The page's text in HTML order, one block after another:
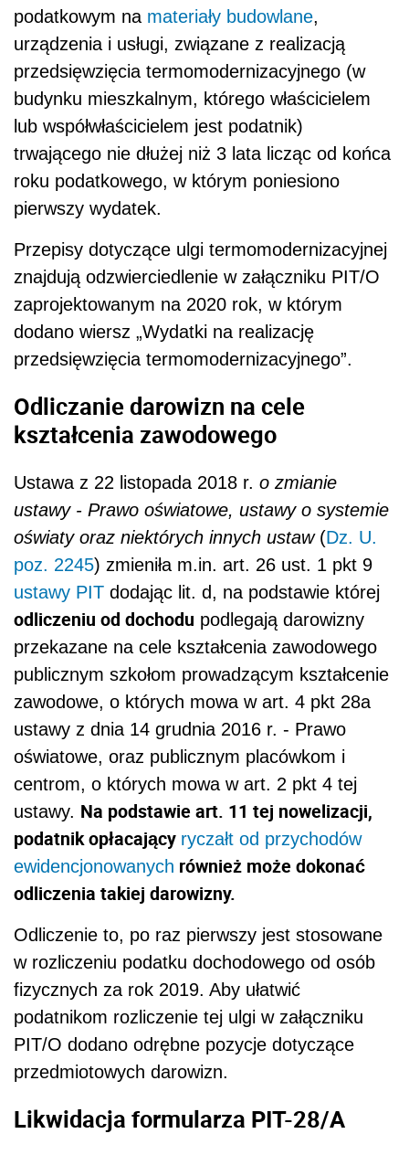
podatkowym na materiały budowlane,
urządzenia i usługi, związane z realizacją
przedsięwzięcia termomodernizacyjnego (w
budynku mieszkalnym, którego właścicielem
lub współwłaścicielem jest podatnik)
trwającego nie dłużej niż 3 lata licząc od końca
roku podatkowego, w którym poniesiono
pierwszy wydatek.
Przepisy dotyczące ulgi termomodernizacyjnej
znajdują odzwierciedlenie w załączniku PIT/O
zaprojektowanym na 2020 rok, w którym
dodano wiersz „Wydatki na realizację
przedsięwzięcia termomodernizacyjnego”.
Odliczanie darowizn na cele
kształcenia zawodowego
Ustawa z 22 listopada 2018 r. o zmianie
ustawy - Prawo oświatowe, ustawy o systemie
oświaty oraz niektórych innych ustaw(Dz. U.
poz. 2245) zmieniła m.in. art. 26 ust. 1 pkt 9
ustawy PIT dodając lit. d, na podstawie której
odliczeniu od dochodu podlegają darowizny
przekazane na cele kształcenia zawodowego
publicznym szkołom prowadzącym kształcenie
zawodowe, o których mowa w art. 4 pkt 28a
ustawy z dnia 14 grudnia 2016 r. - Prawo
oświatowe, oraz publicznym placówkom i
centrom, o których mowa w art. 2 pkt 4 tej
ustawy. Na podstawie art. 11 tej nowelizacji,
podatnik opłacający ryczałt od przychodów
ewidencjonowanych również może dokonać
odliczenia takiej darowizny.
Odliczenie to, po raz pierwszy jest stosowane
w rozliczeniu podatku dochodowego od osób
fizycznych za rok 2019. Aby ułatwić
podatnikom rozliczenie tej ulgi w załączniku
PIT/O dodano odrębne pozycje dotyczące
przedmiotowych darowizn.
Likwidacja formularza PIT-28/A